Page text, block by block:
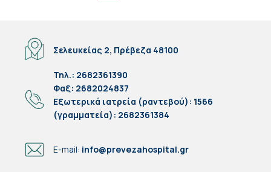
Σελευκείας 2, Πρέβεζα 48100
Τηλ.: 2682361390
Φαξ: 2682024837
Eξωτερικά ιατρεία (ραντεβού): 1566
(γραμματεία): 2682361384
E-mail: info@prevezahospital.gr